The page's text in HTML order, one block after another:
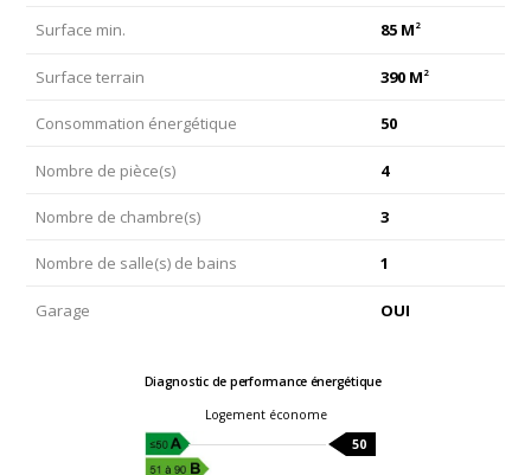
Surface min. 85 M 2
Surface terrain 390 M 2
Consommation énergétique 50
Nombre de pièce(s) 4
Nombre de chambre(s) 3
Nombre de salle(s) de bains 1
Garage OUI
Diagnostic de performance énergétique
Logement économe
50